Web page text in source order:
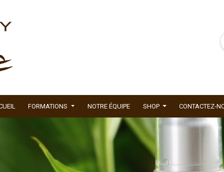
FORMATIONS NOTRE ÉQUIPE SHOP CONTACTEZ-